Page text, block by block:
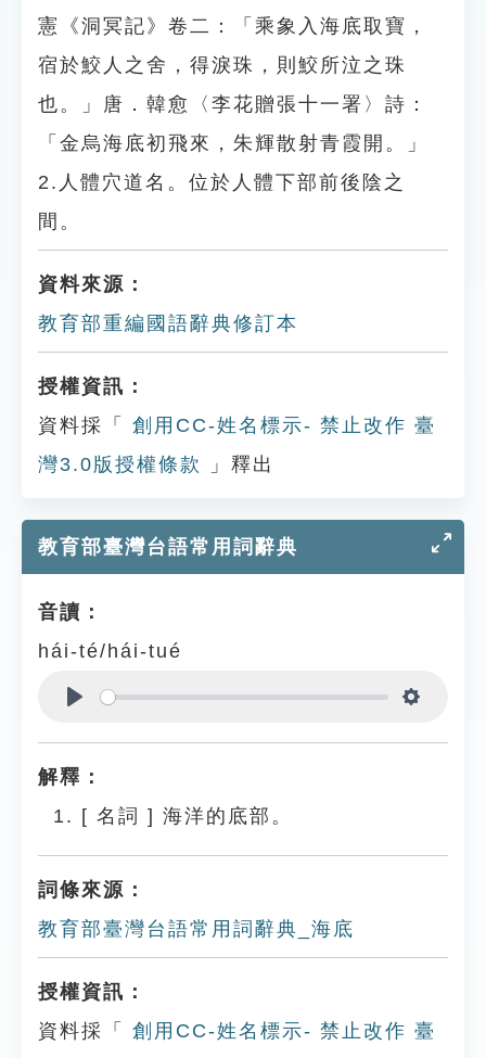
憲《洞冥記》卷二：「乘象入海底取寶，
宿於鮫人之舍，得淚珠，則鮫所泣之珠
也。」唐．韓愈〈李花贈張十一署〉詩：
「金烏海底初飛來，朱輝散射青霞開。」
2.人體穴道名。位於人體下部前後陰之
間。
資料來源：
教育部重編國語辭典修訂本
授權資訊：
資料採「
創用CC-姓名標示- 禁止改作 臺
灣3.0版授權條款
」釋出
教育部臺灣台語常用詞辭典
音讀：
hái-té/hái-tué
解釋：
[ 名詞 ] 海洋的底部。
詞條來源：
教育部臺灣台語常用詞辭典_海底
授權資訊：
資料採「
創用CC-姓名標示- 禁止改作 臺